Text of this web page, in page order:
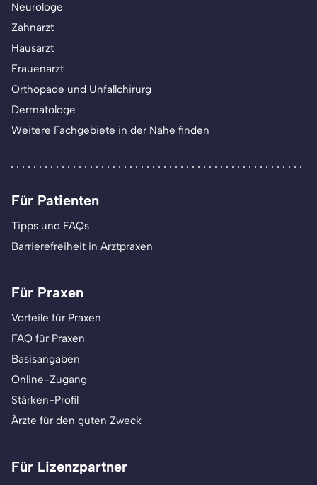
Neurologe
Zahnarzt
Hausarzt
Frauenarzt
Orthopäde und Unfallchirurg
Dermatologe
Weitere Fachgebiete in der Nähe finden
Für Patienten
Tipps und FAQs
Barrierefreiheit in Arztpraxen
Für Praxen
Vorteile für Praxen
FAQ für Praxen
Basisangaben
Online-Zugang
Stärken-Profil
Ärzte für den guten Zweck
Für Lizenzpartner